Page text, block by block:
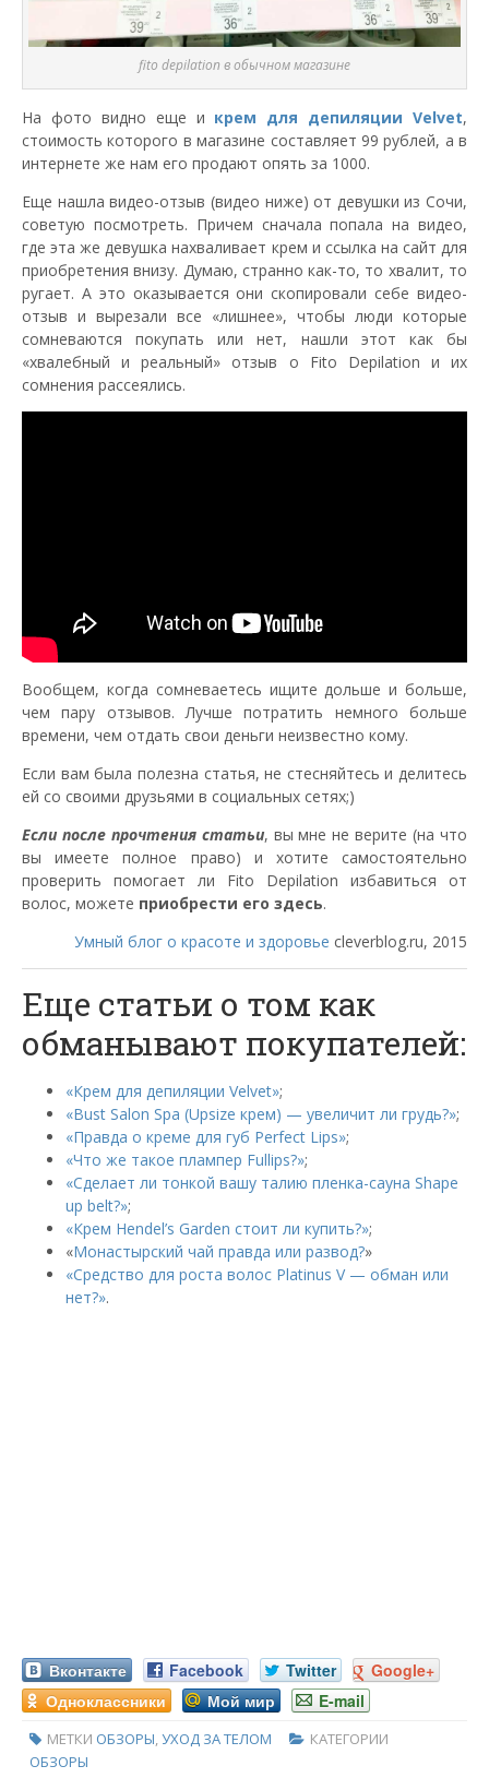
fito depilation в обычном магазине
На фото видно еще и крем для депиляции Velvet,
стоимость которого в магазине составляет 99 рублей, а в
интернете же нам его продают опять за 1000.
Еще нашла видео-отзыв (видео ниже) от девушки из Сочи,
советую посмотреть. Причем сначала попала на видео,
где эта же девушка нахваливает крем и ссылка на сайт для
приобретения внизу. Думаю, странно как-то, то хвалит, то
ругает. А это оказывается они скопировали себе видео-
отзыв и вырезали все «лишнее», чтобы люди которые
сомневаются покупать или нет, нашли этот как бы
«хвалебный и реальный» отзыв о Fito Depilation и их
сомнения рассеялись.
Вообщем, когда сомневаетесь ищите дольше и больше,
чем пару отзывов. Лучше потратить немного больше
времени, чем отдать свои деньги неизвестно кому.
Если вам была полезна статья, не стесняйтесь и делитесь
ей со своими друзьями в социальных сетях;)
Если после прочтения статьи, вы мне не верите (на что
вы имеете полное право) и хотите самостоятельно
проверить помогает ли Fito Depilation избавиться от
волос, можете приобрести его здесь.
Умный блог о красоте и здоровье cleverblog.ru, 2015
Еще статьи о том как
обманывают покупателей:
«Крем для депиляции Velvet»;
«Bust Salon Spa (Upsize крем) — увеличит ли грудь?»;
«Правда о креме для губ Perfect Lips»;
«Что же такое плампер Fullips?»;
«Сделает ли тонкой вашу талию пленка-сауна Shape
up belt?»;
«Крем Hendel’s Garden стоит ли купить?»;
«Монастырский чай правда или развод?»
«Средство для роста волос Platinus V — обман или
нет?».
Вконтакте Facebook Twitter
Google+
Одноклассники
Мой мир E-mail
МЕТКИ ОБЗОРЫ,УХОД ЗА ТЕЛОМ
КАТЕГОРИИ
ОБЗОРЫ